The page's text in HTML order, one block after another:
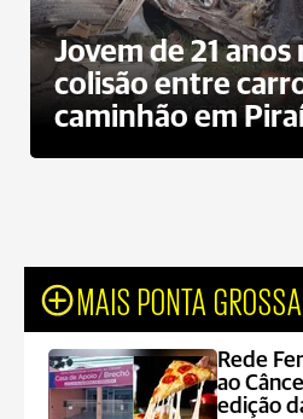
Jovem de 21
colisão entre
caminhão em
MAIS PONTA GROSSA
Rede
ao
edição